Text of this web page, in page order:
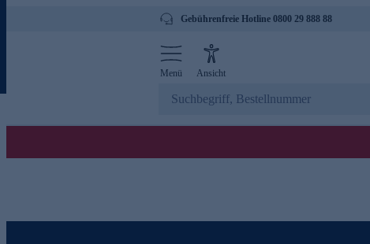
Gebührenfreie Hotline 0800 29 888 88
Menü Ansicht